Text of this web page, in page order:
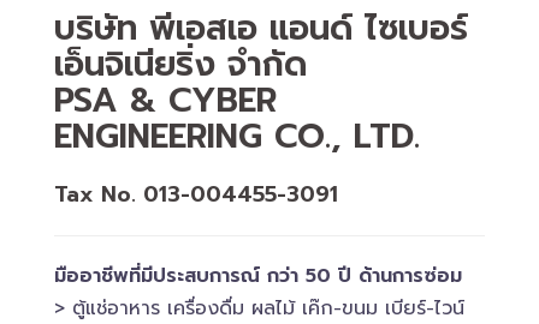
บริษัท พีเอสเอ แอนด์ ไซเบอร์
เอ็นจิเนียริ่ง จำกัด
PSA & CYBER
ENGINEERING CO., LTD.
Tax No. 013-004455-3091
มืออาชีพที่มีประสบการณ์ กว่า 50 ปี ด้านการซ่อม
> ตู้แช่อาหาร เครื่องดื่ม ผลไม้ เค๊ก-ขนม เบียร์-ไวน์​